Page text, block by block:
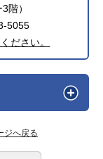
階）
5055
ださい。
ジへ戻る